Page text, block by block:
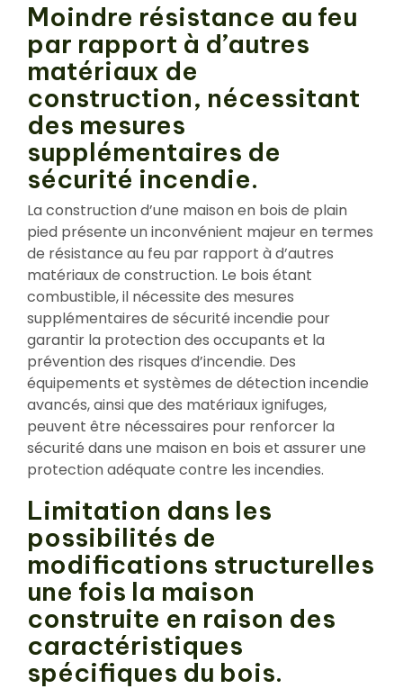
Moindre résistance au feu
par rapport à d’autres
matériaux de
construction, nécessitant
des mesures
supplémentaires de
sécurité incendie.
La construction d’une maison en bois de plain
pied présente un inconvénient majeur en termes
de résistance au feu par rapport à d’autres
matériaux de construction. Le bois étant
combustible, il nécessite des mesures
supplémentaires de sécurité incendie pour
garantir la protection des occupants et la
prévention des risques d’incendie. Des
équipements et systèmes de détection incendie
avancés, ainsi que des matériaux ignifuges,
peuvent être nécessaires pour renforcer la
sécurité dans une maison en bois et assurer une
protection adéquate contre les incendies.
Limitation dans les
possibilités de
modifications structurelles
une fois la maison
construite en raison des
caractéristiques
spécifiques du bois.